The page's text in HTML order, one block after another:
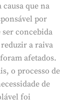
que na
por
ser concebida
a raiva
afetados.
o processo de
de
foi